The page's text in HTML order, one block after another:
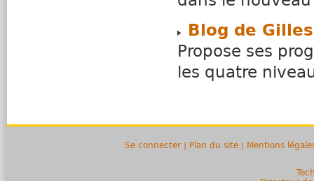
Blog de
Propose ses
les quatre
Se connecter| Plan du site| Mentions